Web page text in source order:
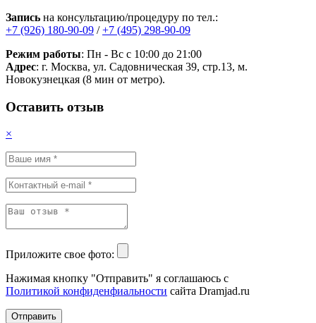
Запись на консультацию/процедуру по тел.:
+7 (926) 180-90-09 /+7 (495) 298-90-09
Режим работы: Пн - Вс с 10:00 до 21:00
Адрес: г. Москва, ул. Садовническая 39, стр.13, м.
Новокузнецкая (8 мин от метро).
Оставить отзыв
×
Приложите свое фото:
Нажимая кнопку "Отправить" я соглашаюсь с
Политикой конфиденфиальности сайта Dramjad.ru
Отправить